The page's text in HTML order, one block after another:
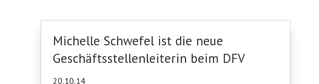
Michelle Schwefel ist die neue
Geschäftsstellenleiterin beim DFV
20.10.14